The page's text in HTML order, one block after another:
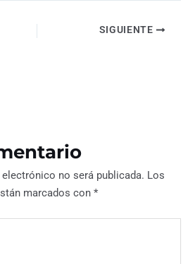
SIGUIENTE
no será publicada. Los
marcados con *